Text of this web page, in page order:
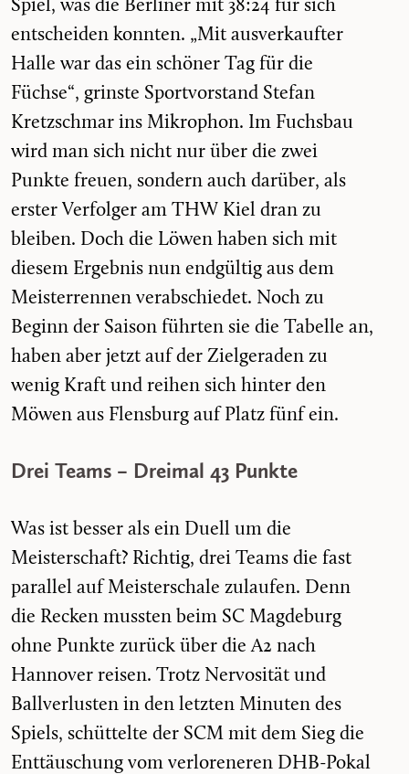
Spiel, was die Berliner mit 38:24 für sich
entscheiden konnten. „Mit ausverkaufter
Halle war das ein schöner Tag für die
Füchse“, grinste Sportvorstand Stefan
Kretzschmar ins Mikrophon. Im Fuchsbau
wird man sich nicht nur über die zwei
Punkte freuen, sondern auch darüber, als
erster Verfolger am THW Kiel dran zu
bleiben. Doch die Löwen haben sich mit
diesem Ergebnis nun endgültig aus dem
Meisterrennen verabschiedet. Noch zu
Beginn der Saison führten sie die Tabelle an,
haben aber jetzt auf der Zielgeraden zu
wenig Kraft und reihen sich hinter den
Möwen aus Flensburg auf Platz fünf ein.
Drei Teams – Dreimal 43 Punkte
Was ist besser als ein Duell um die
Meisterschaft? Richtig, drei Teams die fast
parallel auf Meisterschale zulaufen. Denn
die Recken mussten beim SC Magdeburg
ohne Punkte zurück über die A2 nach
Hannover reisen. Trotz Nervosität und
Ballverlusten in den letzten Minuten des
Spiels, schüttelte der SCM mit dem Sieg die
Enttäuschung vom verloreneren DHB-Pokal